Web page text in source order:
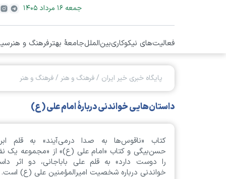
جمعه ۱۶ مرداد ۱۴۰۵
فعالیت‌های نیکوکاریبین‌المللجامعۀ بهترفرهنگ و هنر
پایگاه خبری خیر ایران /فرهنگ و هنر /فرهنگ و هنر
داستان‌هایی خواندنی دربارۀ امام علی (ع)
کتاب «ناقوس‌ها به صدا درمی‌آیند» به قلم
حسن‌بیگی و کتاب «امام علی (ع)» از «مجموعه یک
را دوست دارد» به قلم علی باباجانی، دو اثر
خواندنی درباره شخصیت امیرالمؤمنین علی (ع) است.